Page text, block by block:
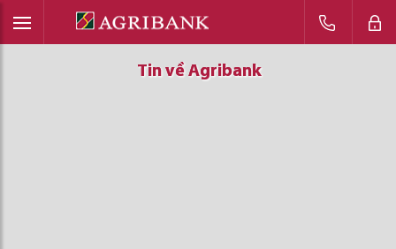
Tin về Agribank
Tin về Agribank
Tin về Agribank